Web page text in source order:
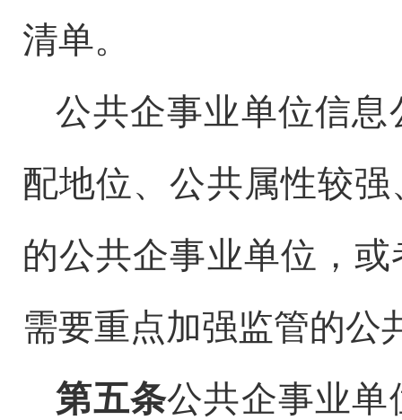
清单。
公共企事业单位信
配地位、公共属性较
的公共企事业单位，
需要重点加强监管的公
第五条公共企事业单